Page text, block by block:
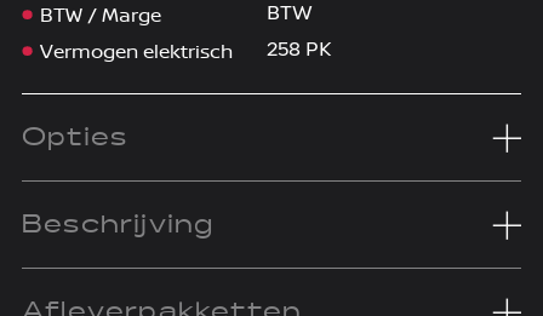
BTW / Marge BTW
Vermogen elektrisch 258 PK
Opties
Beschrijving